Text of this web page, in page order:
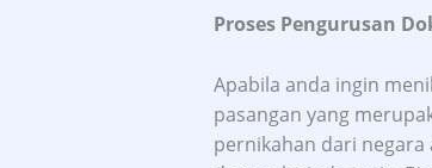
Proses Pengurusan
Apabila anda ingin
pasangan yang
pernikahan dari